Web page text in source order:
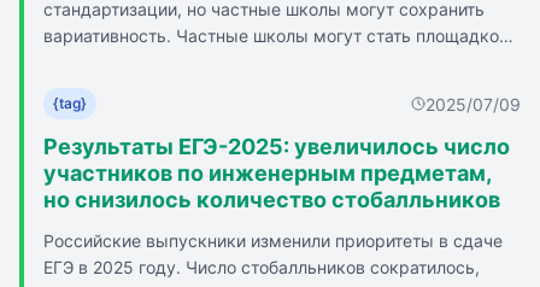
образования в России.
стандартизации, но частные школы могут сохранить
вариативность. Частные школы могут стать площадкой
образовательных решений. Частные школы могут
помочь в международном сотрудничестве и обмене
практиками. Рособрнадзор считает, что частные школы
переживают второй этап своего эволюционного
развития. Спрос на частное образование требует
{tag} 2025/07/09
Результаты ЕГЭ-2025: увеличилось число
участников по инженерным предметам,
но снизилось количество стобалльников
Российские выпускники изменили приоритеты в сдаче
ЕГЭ в 2025 году. Число стобалльников сократилось,